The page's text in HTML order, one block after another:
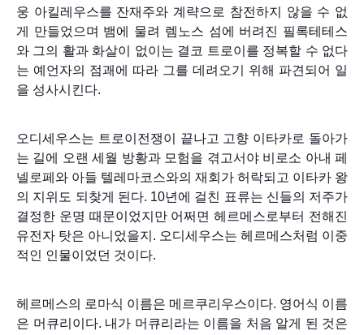
웅 아킬레우스를 잔재주와 계략으로 참전하지 않을 수 없
게 만들었으며 뱀에 물려 렘노스 섬에 버려진 필록테테스
와 그의 활과 화살이 없이는 결코 트로이를 정복할 수 없다
는 예언자의 점괘에 따라 그를 데려오기 위해 파견되어 일
을 성사시킨다.
오디세우스는 트로이전쟁이 끝나고 고향 이타카로 돌아가
는 길에 오랜 세월 방황과 모험을 겪고서야 비로소 아내 페
넬로페와 아들 텔레마코스와의 재회가 허락되고 이타카 왕
의 지위도 되찾게 된다. 10년에 걸친 표류는 신들의 저주가
결정한 운명 때문이었지만 어쩌면 헤르메스로부터 전해진
유전자 탓은 아니었을지. 오디세우스는 헤르메스처럼 이중
적인 인물이었던 것이다.
헤르메스의 로마식 이름은 메르쿠리우스이다. 영어식 이름
은 머큐리이다. 내가 머큐리라는 이름을 처음 알게 된 것은